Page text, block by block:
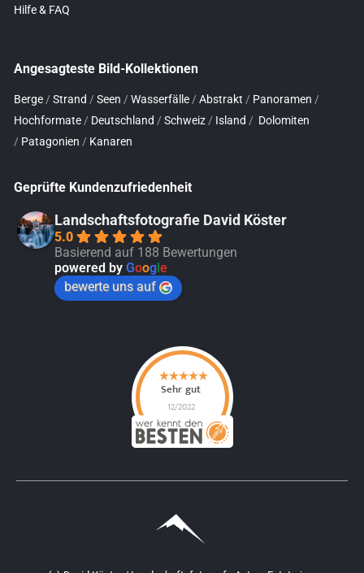
Hilfe & FAQ
Angesagteste Bild-Kollektionen
Berge / Strand / Seen / Wasserfälle / Abstrakt / Panoramen /
Hochformate / Deutschland / Schweiz / Island / Dolomiten
/ Patagonien / Kanaren
Geprüfte Kundenzufriedenheit
Landschaftsfotografie David Köster
5.0
Basierend auf 188 Bewertungen
powered by Google
bewerte uns auf